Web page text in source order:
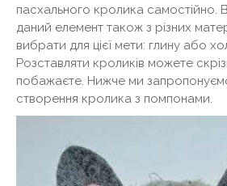
пасхального кролика самостійно.
даний елемент також з різних
вибрати для цієї мети: глину або
Розставляти кроликів можете
побажаєте. Нижче ми
створення кролика з помпонами.